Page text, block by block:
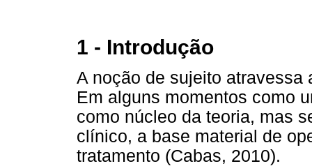
1 - Introdução
A noção de sujeito
Em alguns momentos como
como núcleo da teoria, mas
clínico, a base material de
tratamento (Cabas, 2010).